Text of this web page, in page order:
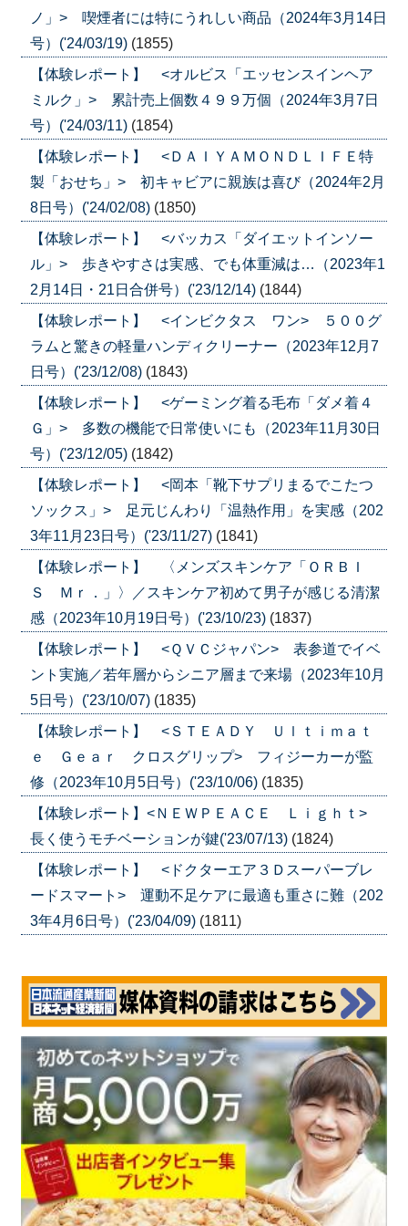
ノ」> 喫煙者には特にうれしい商品（2024年3月14日
号）('24/03/19) (1855)
【体験レポート】 <オルビス「エッセンスインヘア
ミルク」> 累計売上個数４９９万個（2024年3月7日
号）('24/03/11) (1854)
【体験レポート】 <ＤＡＩＹＡＭＯＮＤＬＩＦＥ特
製「おせち」> 初キャビアに親族は喜び（2024年2月
8日号）('24/02/08) (1850)
【体験レポート】 <バッカス「ダイエットインソー
ル」> 歩きやすさは実感、でも体重減は…（2023年1
2月14日・21日合併号）('23/12/14) (1844)
【体験レポート】 <インビクタス ワン> ５００グ
ラムと驚きの軽量ハンディクリーナー（2023年12月7
日号）('23/12/08) (1843)
【体験レポート】 <ゲーミング着る毛布「ダメ着４
Ｇ」> 多数の機能で日常使いにも（2023年11月30日
号）('23/12/05) (1842)
【体験レポート】 <岡本「靴下サプリまるでこたつ
ソックス」> 足元じんわり「温熱作用」を実感（202
3年11月23日号）('23/11/27) (1841)
【体験レポート】 〈メンズスキンケア「ＯＲＢＩ
Ｓ Ｍｒ．」〉／スキンケア初めて男子が感じる清潔
感（2023年10月19日号）('23/10/23) (1837)
【体験レポート】 <ＱＶＣジャパン> 表参道でイベ
ント実施／若年層からシニア層まで来場（2023年10月
5日号）('23/10/07) (1835)
【体験レポート】 <ＳＴＥＡＤＹ Ｕｌｔｉｍａｔ
ｅ Ｇｅａｒ クロスグリップ> フィジーカーが監
修（2023年10月5日号）('23/10/06) (1835)
【体験レポート】<ＮＥＷＰＥＡＣＥ Ｌｉｇｈｔ>
長く使うモチベーションが鍵('23/07/13) (1824)
【体験レポート】 <ドクターエア３Ｄスーパーブレ
ードスマート> 運動不足ケアに最適も重さに難（202
3年4月6日号）('23/04/09) (1811)